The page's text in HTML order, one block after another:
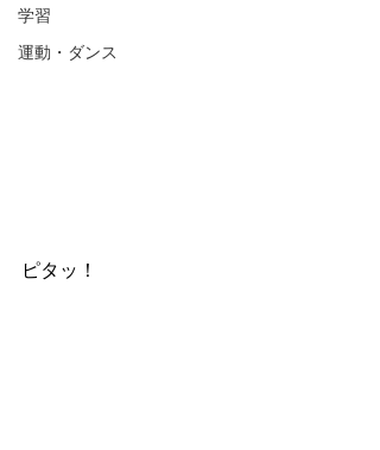
学習
運動・ダンス
ピタッ！